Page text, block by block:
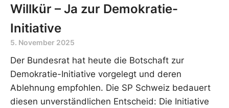
Willkür – Ja zur Demokratie-
Initiative
5. November 2025
Der Bundesrat hat heute die Botschaft zur
Demokratie-Initiative vorgelegt und deren
Ablehnung empfohlen. Die SP Schweiz bedauert
diesen unverständlichen Entscheid: Die Initiative